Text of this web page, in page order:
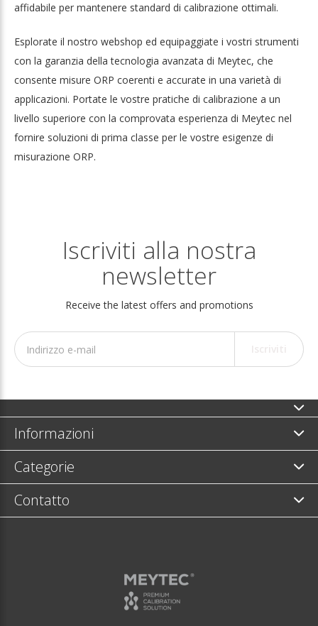
affidabile per mantenere standard di calibrazione ottimali.
Esplorate il nostro webshop ed equipaggiate i vostri strumenti
con la garanzia della tecnologia avanzata di Meytec, che
consente misure ORP coerenti e accurate in una varietà di
applicazioni. Portate le vostre pratiche di calibrazione a un
livello superiore con la comprovata esperienza di Meytec nel
fornire soluzioni di prima classe per le vostre esigenze di
misurazione ORP.
Iscriviti alla nostra
newsletter
Receive the latest offers and promotions
Informazioni
Categorie
Contatto